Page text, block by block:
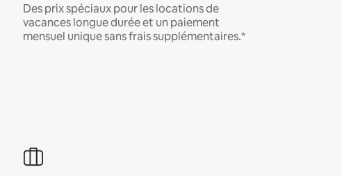
Des prix spéciaux pour les locations de
vacances longue durée et un paiement
mensuel unique sans frais supplémentaires.*